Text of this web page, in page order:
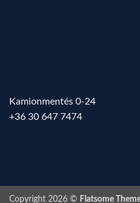
Kamionmentés 0-24
+36 30 647 7474
Copyright 2026 © Flatsome